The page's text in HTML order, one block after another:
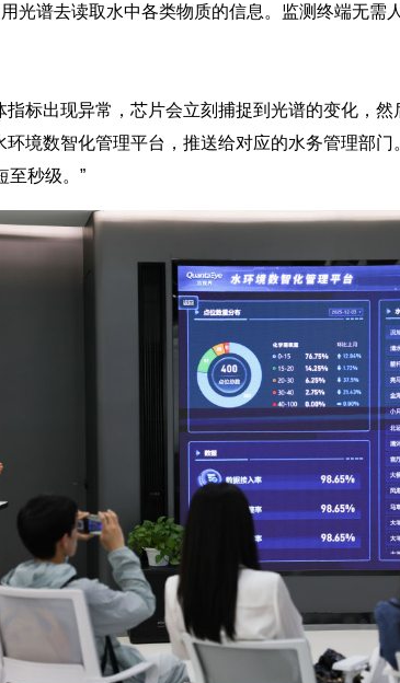
光谱去读取水中各类物质的信息。监测终端无需
指标出现异常，芯片会立刻捕捉到光谱的变化，
境数智化管理平台，推送给对应的水务管理部门
至秒级。”